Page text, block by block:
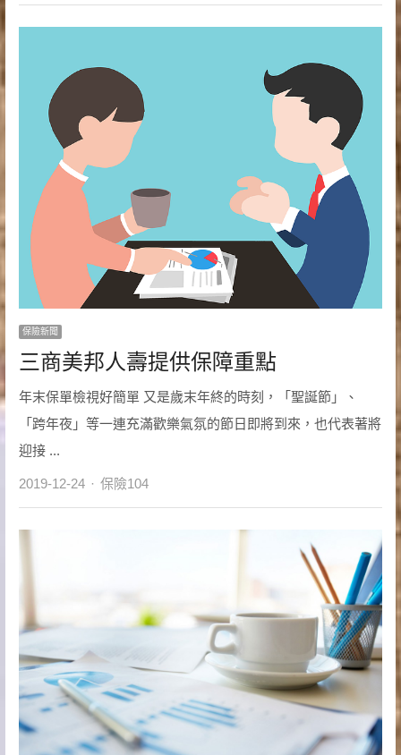
保險新聞
三商美邦人壽提供保障重點
年末保單檢視好簡單 又是歲末年終的時刻，「聖誕節」、
「跨年夜」等一連充滿歡樂氣氛的節日即將到來，也代表著將
迎接 ...
2019-12-24 Author
保險104